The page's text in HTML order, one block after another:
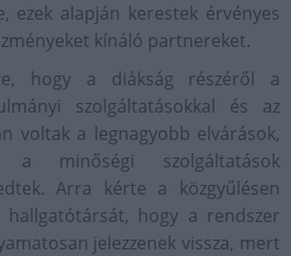
ezek alapján kerestek érvényes
kínáló partnereket.
hogy a diákság részéről a
szolgáltatásokkal és az
voltak a legnagyobb elvárások,
minőségi szolgáltatások
Arra kérte a közgyűlésen
hallgatótársát, hogy a rendszer
jelezzenek vissza, mert